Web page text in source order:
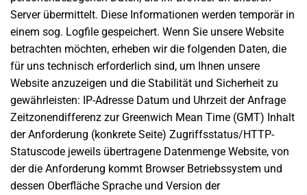
Server übermittelt. Diese Informationen werden temporär in
einem sog. Logfile gespeichert. Wenn Sie unsere Website
betrachten möchten, erheben wir die folgenden Daten, die
für uns technisch erforderlich sind, um Ihnen unsere
Website anzuzeigen und die Stabilität und Sicherheit zu
gewährleisten: IP-Adresse Datum und Uhrzeit der Anfrage
Zeitzonendifferenz zur Greenwich Mean Time (GMT) Inhalt
der Anforderung (konkrete Seite) Zugriffsstatus/HTTP-
Statuscode jeweils übertragene Datenmenge Website, von
der die Anforderung kommt Browser Betriebssystem und
dessen Oberfläche Sprache und Version der